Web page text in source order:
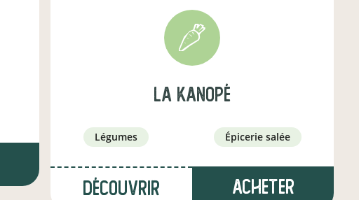
La Kanopé
légumes épicerie salée
Découvrir Acheter